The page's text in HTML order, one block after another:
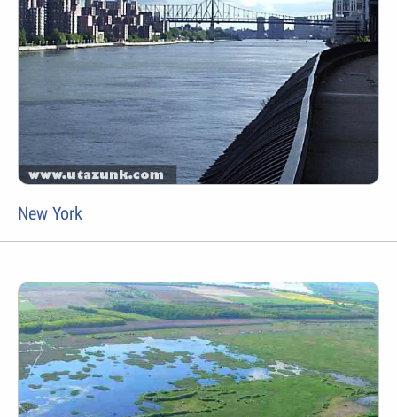
New York